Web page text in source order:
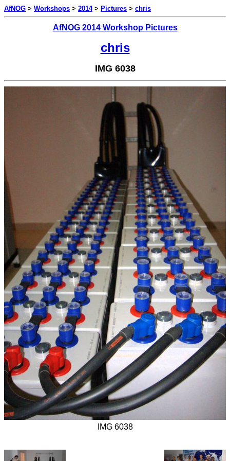
AfNOG > Workshops > 2014> Pictures > chris
AfNOG 2014 Workshop Pictures
chris
IMG 6038
IMG 6038